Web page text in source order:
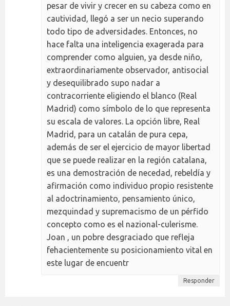
pesar de vivir y crecer en su cabeza como en
cautividad, llegó a ser un necio superando
todo tipo de adversidades. Entonces, no
hace falta una inteligencia exagerada para
comprender como alguien, ya desde niño,
extraordinariamente observador, antisocial
y desequilibrado supo nadar a
contracorriente eligiendo el blanco (Real
Madrid) como símbolo de lo que representa
su escala de valores. La opción libre, Real
Madrid, para un catalán de pura cepa,
además de ser el ejercicio de mayor libertad
que se puede realizar en la región catalana,
es una demostración de necedad, rebeldía y
afirmación como individuo propio resistente
al adoctrinamiento, pensamiento único,
mezquindad y supremacismo de un pérfido
concepto como es el nazional-culerisme.
Joan , un pobre desgraciado que refleja
fehacientemente su posicionamiento vital en
este lugar de encuentr
Responder